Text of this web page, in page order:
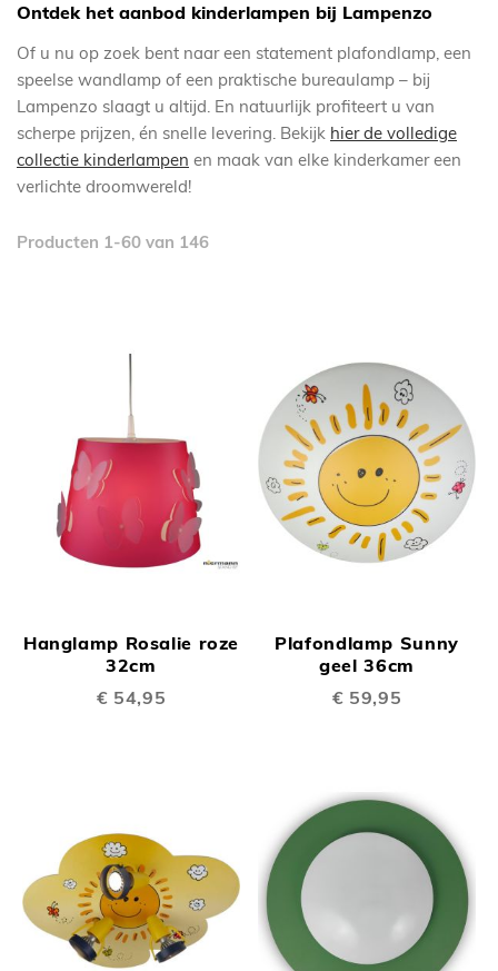
Ontdek het aanbod kinderlampen bij Lampenzo
Of u nu op zoek bent naar een statement plafondlamp, een
speelse wandlamp of een praktische bureaulamp – bij
Lampenzo slaagt u altijd. En natuurlijk profiteert u van
scherpe prijzen, én snelle levering. Bekijk hier de volledige
collectie kinderlampen en maak van elke kinderkamer een
verlichte droomwereld!
Producten 1-60 van 146
Hanglamp Rosalie roze
32cm
€ 54,95
Plafondlamp Sunny
geel 36cm
€ 59,95